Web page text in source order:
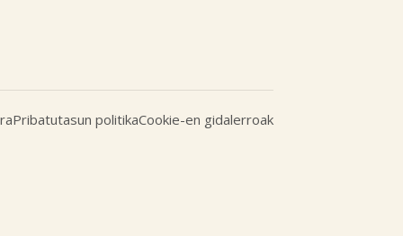
Pribatutasun politikaCookie-en gidalerroak